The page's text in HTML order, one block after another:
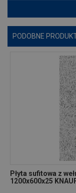
PODOBNE
Płyta sufitowa z
1200x600x25